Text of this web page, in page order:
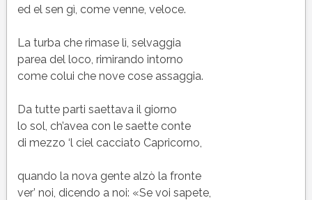
ed el sen gì, come venne, veloce.
La turba che rimase lì, selvaggia
parea del loco, rimirando intorno
come colui che nove cose assaggia.
Da tutte parti saettava il giorno
lo sol, ch’avea con le saette conte
di mezzo ‘l ciel cacciato Capricorno,
quando la nova gente alzò la fronte
ver’ noi, dicendo a noi: «Se voi sapete,